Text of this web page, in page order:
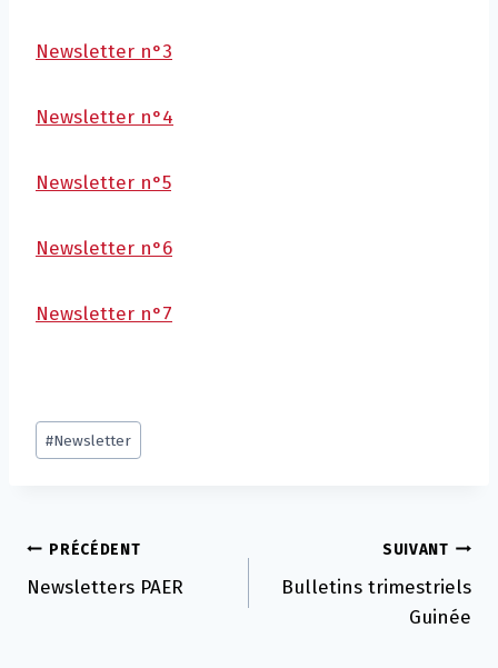
Newsletter n°3
Newsletter n°4
Newsletter n°5
Newsletter n°6
Newsletter n°7
Post
Tags:
#Newsletter
Navigation
de
PRÉCÉDENT
Newsletters PAER
SUIVANT
Bulletins trimestriels
Guinée